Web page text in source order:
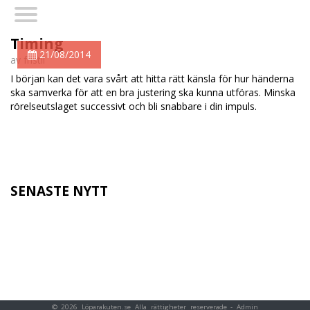
21/08/2014
Timing
av fristil
I början kan det vara svårt att hitta rätt känsla för hur händerna
ska samverka för att en bra justering ska kunna utföras. Minska
rörelseutslaget successivt och bli snabbare i din impuls.
SENASTE NYTT
© 2026 Löparakuten.se Alla rättigheter reserverade -Admin